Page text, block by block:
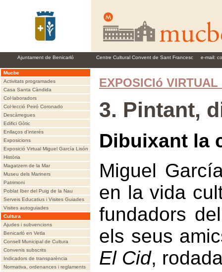
Ajuntament de Benicarló Centre Cultural Convent de Sant Francesc e-mail:
Mucbe
Activitats programades
Casa Santa Càndida
Col·laboradors
Col·lecció Peiró Coronado
Descàrregues
Edifici Gòtic
Enllaços d'interés
Exposicions
Exposició Virtual Miguel García Lisón
Història
Magatzem de la Mar
Museu dels Mariners
Patrimoni
Poblat Iber del Puig de la Nau
Serveis Educatius i Visites Guiades
Visites autoguiades
Cultura
Ajudes i subvencions
Benicarló en Vetla
Consell Municipal de Cultura
Convenis subscrits
Indicadors de transparència
Normativa, ordenances i reglaments
EXPOSICIó
3. Pintant,
Dibuixant la
Miguel
en la vida
fundadors
els seus
El Cid,